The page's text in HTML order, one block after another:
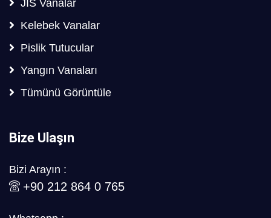
JIS Vanalar
Kelebek Vanalar
Pislik Tutucular
Yangın Vanaları
Tümünü Görüntüle
Bize Ulaşın
Bizi Arayın :
+90 212 864 0 765